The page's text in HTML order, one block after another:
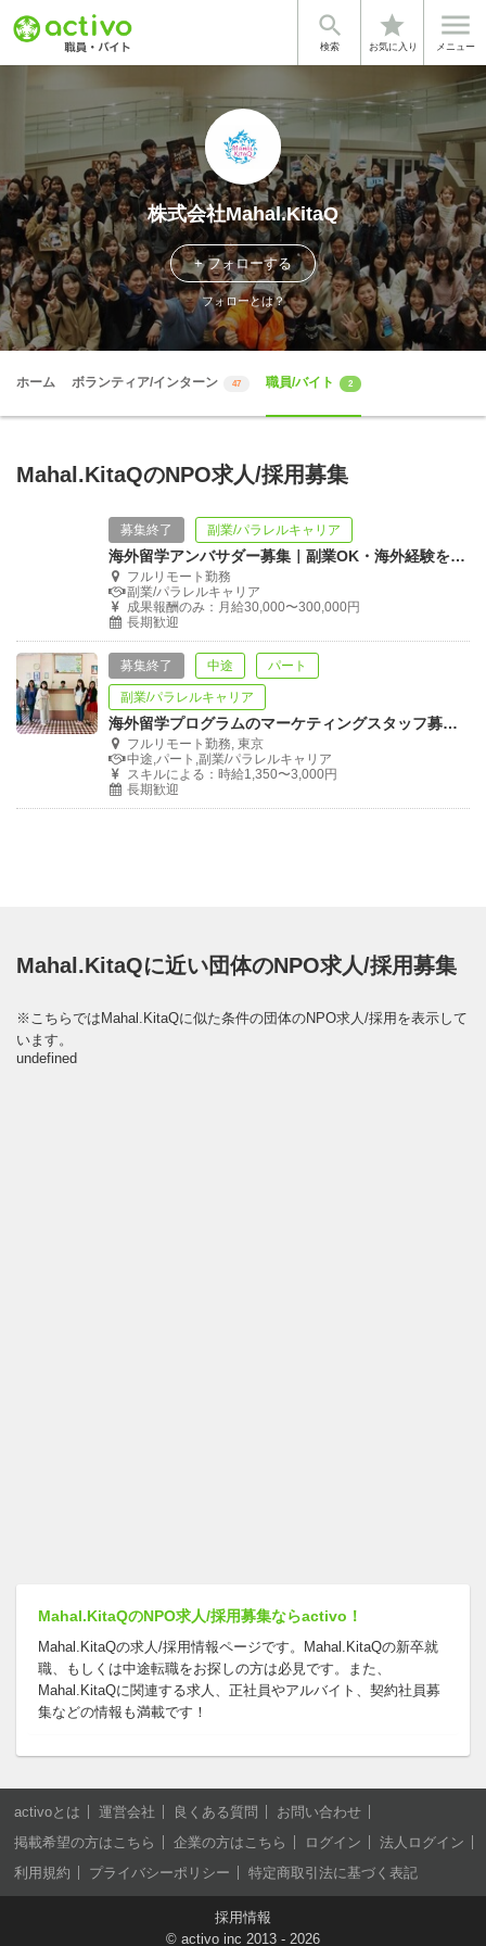

検索
star
お気に入り

メニュー
株式会社Mahal.KitaQ
+ フォローする
フォローとは？
ホーム ボランティア/インターン 47 職員/バイト 2
Mahal.KitaQのNPO求人/採用募集
募集終了 副業/パラレルキャリア
海外留学アンバサダー募集｜副業OK・海外経験を生かして若者の挑戦をサポート
フルリモート勤務
副業/パラレルキャリア
成果報酬のみ：月給30,000〜300,000円
長期歓迎
募集終了 中途 パート
副業/パラレルキャリア
海外留学プログラムのマーケティングスタッフ募集！✈️
フルリモート勤務, 東京
中途,パート,副業/パラレルキャリア
スキルによる：時給1,350〜3,000円
長期歓迎
Mahal.KitaQに近い団体のNPO求人/採用募集
※こちらではMahal.KitaQに似た条件の団体のNPO求人/採用を表示して
います。
undefined
Mahal.KitaQのNPO求人/採用募集ならactivo！
Mahal.KitaQの求人/採用情報ページです。Mahal.KitaQの新卒就
職、もしくは中途転職をお探しの方は必見です。また、
Mahal.KitaQに関連する求人、正社員やアルバイト、契約社員募
集などの情報も満載です！
activoとは 運営会社 良くある質問
お問い合わせ
掲載希望の方はこちら
企業の方はこちら ログイン
法人ログイン
利用規約
プライバシーポリシー 特定商取引法に基づく表記
採用情報
© activo inc 2013 - 2026